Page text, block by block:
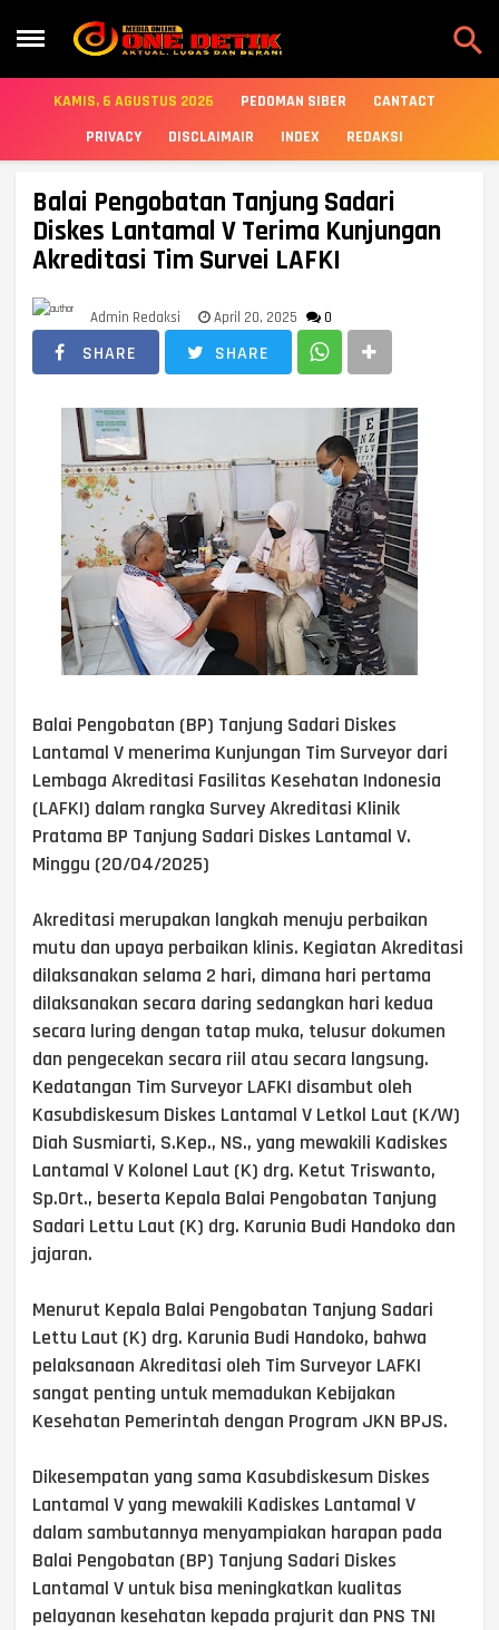

KAMIS, 6 AGUSTUS 2026 PEDOMAN SIBER
CANTACT
PRIVACY
DISCLAIMAIR INDEX REDAKSI
Balai Pengobatan Tanjung Sadari
Diskes Lantamal V Terima Kunjungan
Akreditasi Tim Survei LAFKI
Admin Redaksi April 20, 2025 0
SHARE SHARE
Balai Pengobatan (BP) Tanjung Sadari Diskes
Lantamal V menerima Kunjungan Tim Surveyor dari
Lembaga Akreditasi Fasilitas Kesehatan Indonesia
(LAFKI) dalam rangka Survey Akreditasi Klinik
Pratama BP Tanjung Sadari Diskes Lantamal V.
Minggu (20/04/2025)
Akreditasi merupakan langkah menuju perbaikan
mutu dan upaya perbaikan klinis. Kegiatan Akreditasi
dilaksanakan selama 2 hari, dimana hari pertama
dilaksanakan secara daring sedangkan hari kedua
secara luring dengan tatap muka, telusur dokumen
dan pengecekan secara riil atau secara langsung.
Kedatangan Tim Surveyor LAFKI disambut oleh
Kasubdiskesum Diskes Lantamal V Letkol Laut (K/W)
Diah Susmiarti, S.Kep., NS., yang mewakili Kadiskes
Lantamal V Kolonel Laut (K) drg. Ketut Triswanto,
Sp.Ort., beserta Kepala Balai Pengobatan Tanjung
Sadari Lettu Laut (K) drg. Karunia Budi Handoko dan
jajaran.
Menurut Kepala Balai Pengobatan Tanjung Sadari
Lettu Laut (K) drg. Karunia Budi Handoko, bahwa
pelaksanaan Akreditasi oleh Tim Surveyor LAFKI
sangat penting untuk memadukan Kebijakan
Kesehatan Pemerintah dengan Program JKN BPJS.
Dikesempatan yang sama Kasubdiskesum Diskes
Lantamal V yang mewakili Kadiskes Lantamal V
dalam sambutannya menyampiakan harapan pada
Balai Pengobatan (BP) Tanjung Sadari Diskes
Lantamal V untuk bisa meningkatkan kualitas
pelayanan kesehatan kepada prajurit dan PNS TNI